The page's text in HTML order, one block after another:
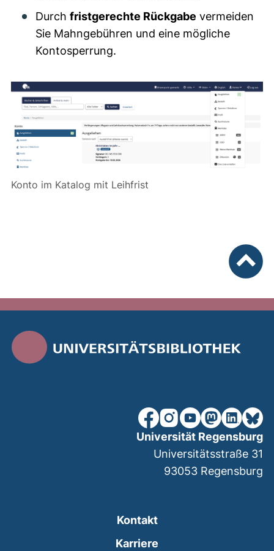
Durch fristgerechte Rückgabe vermeiden
Sie Mahngebühren und eine mögliche
Kontosperrung.
Konto im Katalog mit Leihfrist
unsere Facebook-Seite
unsere Instagram-
unsere YouTube-
unsereunsere
Kontakt
Karriere
Universität Regensburg
Universitätsstraße 31
93053 Regensburg